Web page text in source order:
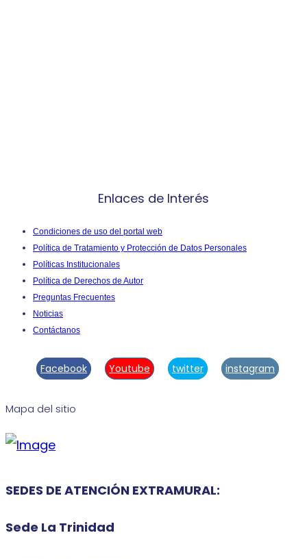
Enlaces de Interés
Condiciones de uso del portal web
Política de Tratamiento y Protección de Datos Personales
Políticas Institucionales
Política de Derechos de Autor
Preguntas Frecuentes
Noticias
Contáctanos
Facebook Youtube twitter instagram
Mapa del sitio
SEDES DE ATENCIÓN EXTRAMURAL:
Sede La Trinidad